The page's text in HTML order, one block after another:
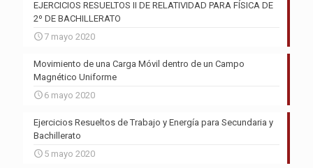
EJERCICIOS RESUELTOS II DE RELATIVIDAD PARA FÍSICA DE
2º DE BACHILLERATO
7 mayo 2020
Movimiento de una Carga Móvil dentro de un Campo
Magnético Uniforme
6 mayo 2020
Ejercicios Resueltos de Trabajo y Energía para Secundaria y
Bachillerato
5 mayo 2020